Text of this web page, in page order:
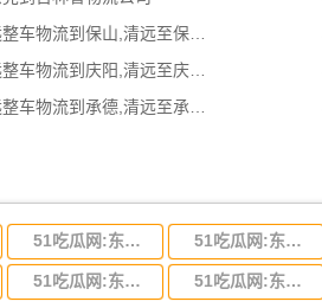
51吃瓜网:清远到保山物流公司,清远整车物流到保山,清远至保山物流专线 - 天南
51吃瓜网:清远到庆阳物流公司,清远整车物流到庆阳,清远至庆阳物流专线 - 天南
51吃瓜网:东莞到河北省物流专线,东莞到河北省物流公司 51吃瓜网:东莞到吉林省物流运输,东莞到吉林省物流公司
51吃瓜网:东莞到山东省物流专线,东莞到山东省物流公司 51吃瓜网:东莞到江苏物流专线运输,东莞到江苏省物流公司